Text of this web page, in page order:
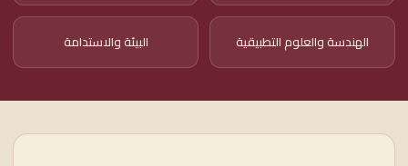
الهندسة والعلوم التطبيقية البيئة والاستدامة